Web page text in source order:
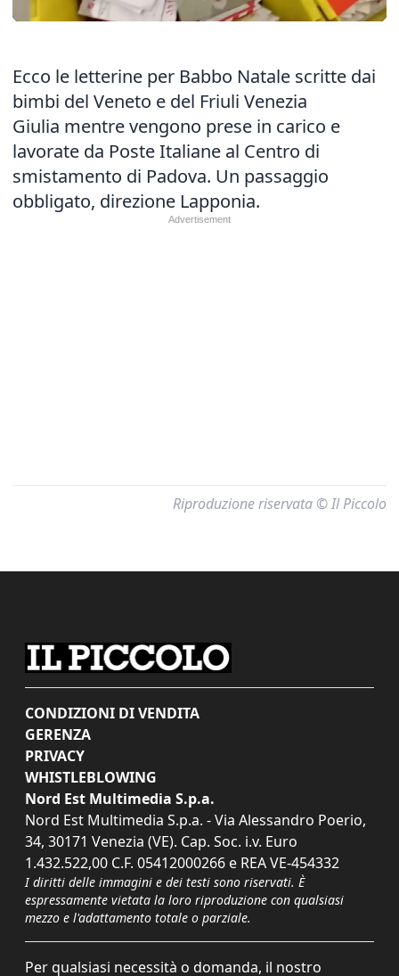
Ecco le letterine per Babbo Natale scritte dai
bimbi del Veneto e del Friuli Venezia
Giulia mentre vengono prese in carico e
lavorate da Poste Italiane al Centro di
smistamento di Padova. Un passaggio
obbligato, direzione Lapponia.
Riproduzione riservata © Il Piccolo
CONDIZIONI DI VENDITA
GERENZA
PRIVACY
WHISTLEBLOWING
Nord Est Multimedia S.p.a.
Nord Est Multimedia S.p.a. - Via Alessandro Poerio,
34, 30171 Venezia (VE). Cap. Soc. i.v. Euro
1.432.522,00 C.F. 05412000266 e REA VE-454332
I diritti delle immagini e dei testi sono riservati. È
espressamente vietata la loro riproduzione con qualsiasi
mezzo e l'adattamento totale o parziale.
Per qualsiasi necessità o domanda, il nostro